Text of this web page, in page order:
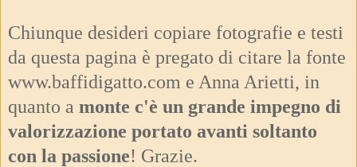
Chiunque desideri copiare fotografie e testi
da questa pagina è pregato di citare la fonte
www.baffidigatto.com e Anna Arietti, in
quanto a monte c'è un grande impegno di
valorizzazione portato avanti soltanto
con la passione! Grazie.